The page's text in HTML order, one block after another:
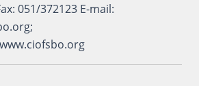
051/372123 E-mail: